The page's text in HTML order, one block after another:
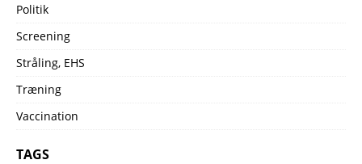
Politik
Screening
Stråling, EHS
Træning
Vaccination
TAGS